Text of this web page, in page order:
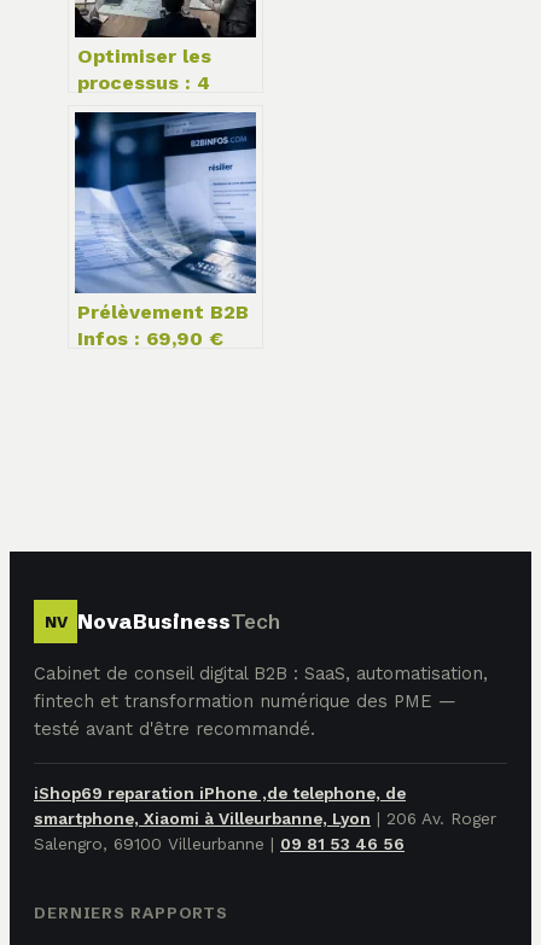
Optimiser les
processus : 4
méthodes pour
éliminer les
goulots
d’étranglement et
booster votre
rentabilité
Prélèvement B2B
Infos : 69,90 €
NV NovaBusinessTech
Cabinet de conseil digital B2B : SaaS, automatisation,
fintech et transformation numérique des PME —
testé avant d'être recommandé.
iShop69 reparation iPhone ,de telephone, de
smartphone, Xiaomi à Villeurbanne, Lyon | 206 Av. Roger
Salengro, 69100 Villeurbanne | 09 81 53 46 56
DERNIERS RAPPORTS